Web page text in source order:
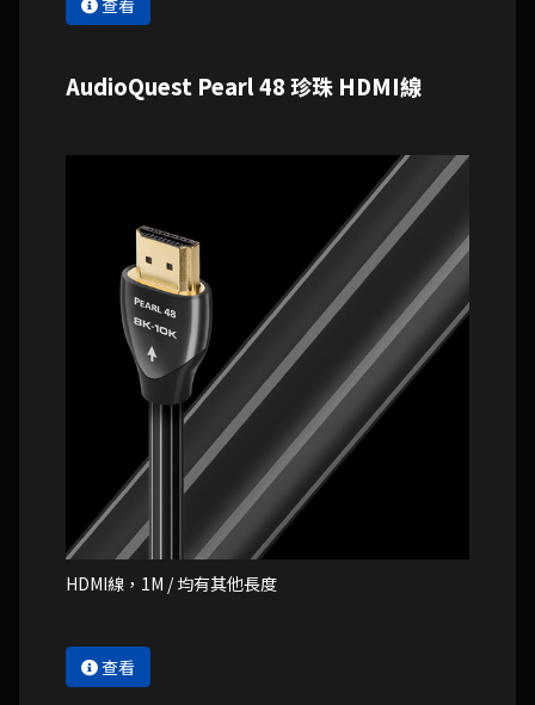
查看
HDMI線，1M / 均有其他長度
查看
AudioQuest Pearl 48 珍珠 HDMI線